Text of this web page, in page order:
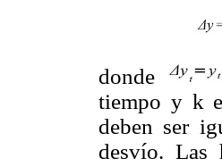
donde
tiempo y k
deben ser
desvío.